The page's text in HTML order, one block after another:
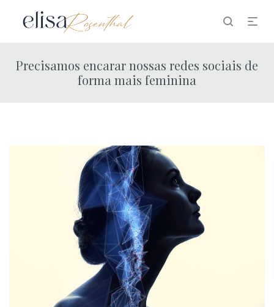
Precisamos encarar nossas redes sociais de
forma mais feminina